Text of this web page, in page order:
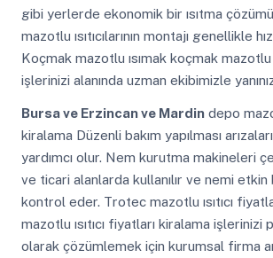
gibi yerlerde ekonomik bir ısıtma
mazotlu ısıtıcılarının montajı genellikle
Koçmak mazotlu ısımak koçmak mazotlu
işlerinizi alanında uzman ekibimizle
Bursa ve Erzincan ve Mardindepo
kiralama Düzenli bakım yapılması
yardımcı olur. Nem kurutma makineleri
ve ticari alanlarda kullanılır ve nemi
kontrol eder. Trotec mazotlu ısıtıcı
mazotlu ısıtıcı fiyatları kiralama
olarak çözümlemek için kurumsal firma